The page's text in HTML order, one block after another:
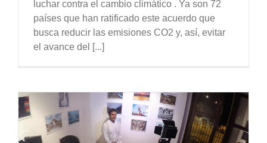
luchar contra el cambio climático . Ya son 72
países que han ratificado este acuerdo que
busca reducir las emisiones CO2 y, así, evitar
el avance del [...]